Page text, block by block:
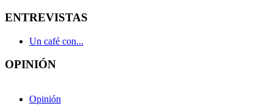
ENTREVISTAS
Un café con...
OPINIÓN
Opinión